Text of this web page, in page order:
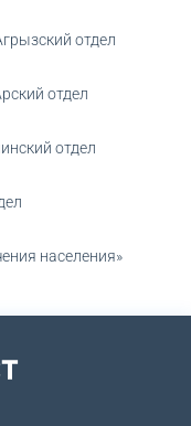
отдел
отдел
отдел
населения»